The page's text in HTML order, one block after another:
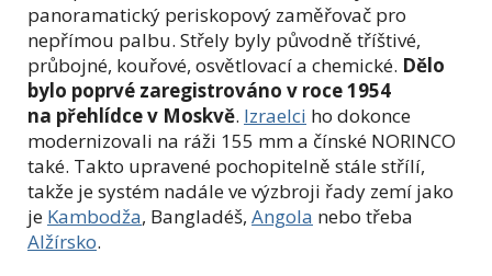
panoramatický periskopový zaměřovač pro
nepřímou palbu. Střely byly původně tříštivé,
průbojné, kouřové, osvětlovací a chemické. Dělo
bylo poprvé zaregistrováno v roce 1954
na přehlídce v Moskvě. Izraelci ho dokonce
modernizovali na ráži 155 mm a čínské NORINCO
také. Takto upravené pochopitelně stále střílí,
takže je systém nadále ve výzbroji řady zemí jako
je Kambodža, Bangladéš, Angola nebo třeba
Alžírsko.